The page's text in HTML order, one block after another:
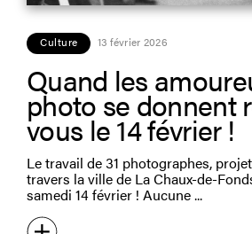
Culture 13 février 2026
Quand les
photo se donnent
vous le 14 février !
Le travail de 31 photographes,
travers la ville de La Chaux-de-
samedi 14 février ! Aucune